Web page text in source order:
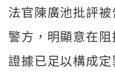
法官陳廣池批評
警方，明顯意在
證據已足以構成